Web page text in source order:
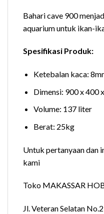
Bahari cave 900
aquarium untuk ikan-
Spesifikasi Produk:
Ketebalan kaca:
Dimensi: 900 x 400
Volume: 137 liter
Berat: 25kg
Untuk pertanyaan dan
kami
Toko MAKASSAR
Jl. Veteran Selatan